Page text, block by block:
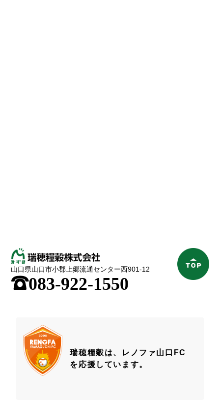
山口県山口市小郡上郷流通センター西901-12
;083-922-1550
瑞穂糧穀は、レノファ山口FC
を応援しています。